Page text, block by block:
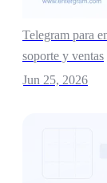
Telegram para
soporte y ventas
Jun 25, 2026